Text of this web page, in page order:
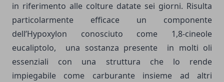
in riferimento alle colture datate sei giorni. Risulta
particolarmente efficace un componente
dell’Hypoxylon conosciuto come 1,8-cineole
eucaliptolo, una sostanza presente in molti oli
essenziali con una struttura che lo rende
impiegabile come carburante insieme ad altri